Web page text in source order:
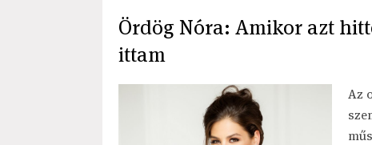
Ördög Nóra: Amikor azt
ittam
Az